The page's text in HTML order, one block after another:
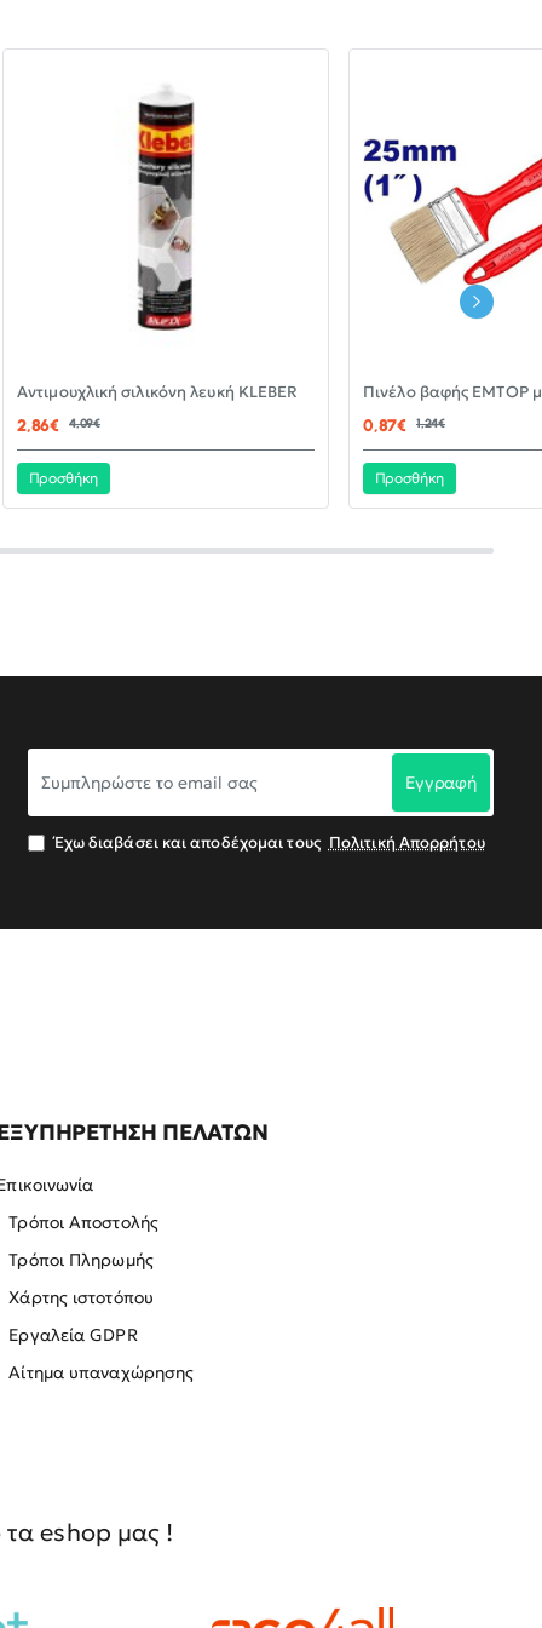
-30%
Αντιμουχλική σιλικόνη λευκή KLEBER
2,86€
4,09€
Προσθήκη
0,87€ 1,24€
Προσθήκη
το
σας
Εγγραφή
Έχω διαβάσει και αποδέχομαι τους Πολιτική Απορρήτου
ΠΕΛΑΤΩΝ
Τρόποι Αποστολής
Τρόποι Πληρωμής
Χάρτης ιστοτόπου
Εργαλεία GDPR
Αίτημα υπαναχώρησης
eshop μας !